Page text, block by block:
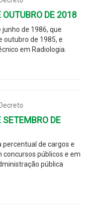
OUTUBRO DE 2018
de 1986, que
outubro de 1985, e
em Radiologia.
SETEMBRO DE
percentual de cargos e
públicos e em
pública